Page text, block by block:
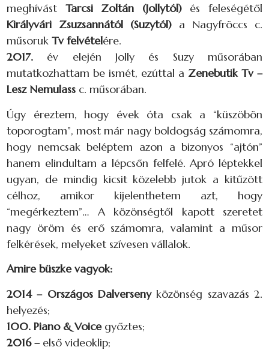
meghívást Tarcsi Zoltán (Jollytól)és feleségétől
Királyvári Zsuzsannától (Suzytól) a Nagyfröccs c.
műsoruk Tv felvételére.
2017. év elején Jolly és Suzy műsorában
mutatkozhattam be ismét, ezúttal a Zenebutik Tv –
Lesz Nemulass c. műsorában.
Úgy éreztem, hogy évek óta csak a “küszöbön
toporogtam”, most már nagy boldogság számomra,
hogy nemcsak beléptem azon a bizonyos “ajtón”
hanem elindultam a lépcsőn felfelé. Apró léptekkel
ugyan, de mindig kicsit közelebb jutok a kitűzött
célhoz, amikor kijelenthetem azt, hogy
“megérkeztem”… A közönségtől kapott szeretet
nagy öröm és erő számomra, valamint a műsor
felkérések, melyeket szívesen vállalok.
Amire büszke vagyok:
2014 – Országos Dalversenyközönség szavazás 2.
helyezés;
100. Piano & Voicegyőztes;
2016 –első videoklip;